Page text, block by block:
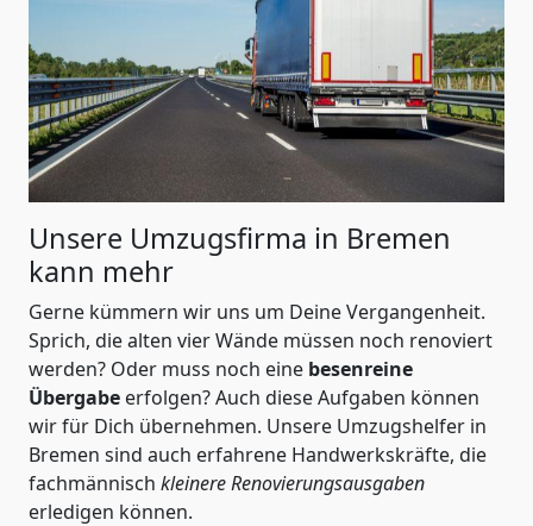
Unsere Umzugsfirma in Bremen
kann mehr
Gerne kümmern wir uns um Deine Vergangenheit.
Sprich, die alten vier Wände müssen noch renoviert
werden? Oder muss noch eine besenreine
Übergabe erfolgen? Auch diese Aufgaben können
wir für Dich übernehmen. Unsere Umzugshelfer in
Bremen sind auch erfahrene Handwerkskräfte, die
fachmännisch kleinere Renovierungsausgaben
erledigen können.